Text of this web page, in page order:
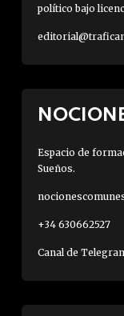
político bajo
Espacio de
Sueños.
+34 630662527
Canal de